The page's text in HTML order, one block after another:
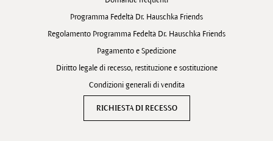
Programma Fedeltà Dr. Hauschka Friends
Regolamento Programma Fedeltà Dr. Hauschka Friends
Pagamento e Spedizione
Diritto legale di recesso, restituzione e sostituzione
Condizioni generali di vendita
RICHIESTA DI RECESSO